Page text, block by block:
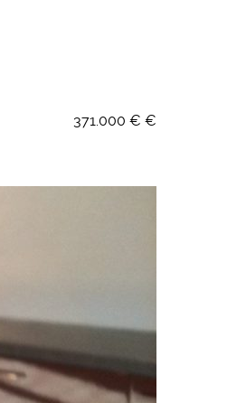
371.000 € €